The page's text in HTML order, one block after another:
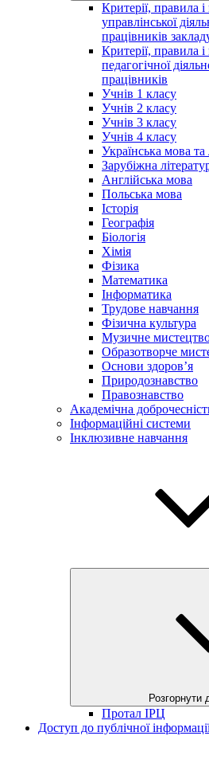
Критерії, правила
управлінської
працівників
Критерії, правила
педагогічної
працівників
Учнів 1 класу
Учнів 2 класу
Учнів 3 класу
Учнів 4 класу
Українська мова та
Зарубіжна
Англійська мова
Польська мова
Історія
Географія
Біологія
Хімія
Фізика
Математика
Інформатика
Трудове навчання
Фізична культура
Музичне
Образотворче
Основи здоров’я
Природознавство
Правознавство
Академічна
Інформаційні системи
Інклюзивне навчання
Розгорнути
Протал ІРЦ
Доступ до публічної